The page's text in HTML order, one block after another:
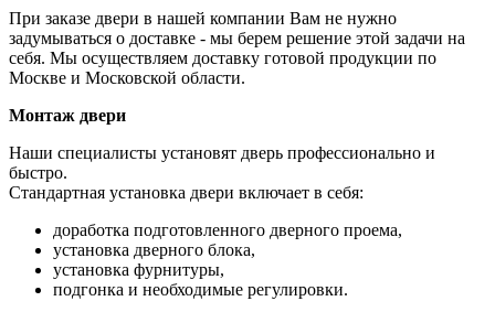
При заказе двери в нашей компании Вам не нужно
задумываться о доставке - мы берем решение этой задачи на
себя. Мы осуществляем доставку готовой продукции по
Москве и Московской области.
Монтаж двери
Наши специалисты установят дверь профессионально и
быстро.
Стандартная установка двери включает в себя:
доработка подготовленного дверного проема,
установка дверного блока,
установка фурнитуры,
подгонка и необходимые регулировки.